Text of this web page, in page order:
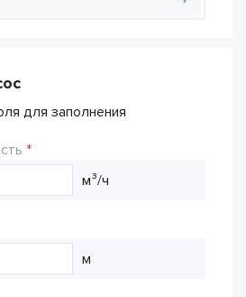
для заполнения
м³/ч
м